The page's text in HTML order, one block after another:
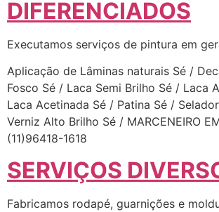
DIFERENCIADOS
Executamos serviços de pintura em
Aplicação de Lâminas naturais Sé /
Fosco Sé / Laca Semi Brilho Sé / Laca
Laca Acetinada Sé / Patina Sé /
Verniz Alto Brilho Sé / MARCENEIRO
(11)96418-1618
SERVIÇOS
Fabricamos rodapé, guarnições e